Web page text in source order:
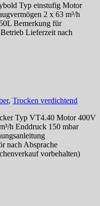
Typ einstufig Motor
2 x 63 m³/h
Bemerkung für
Lieferzeit nach
, Trocken verdichtend
Typ VT4.40 Motor 400V
h Enddruck 150 mbar
nach Absprache
vorbehalten)